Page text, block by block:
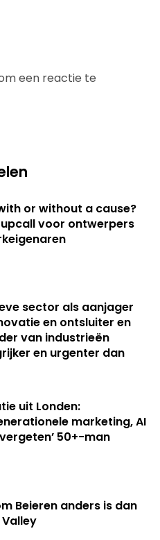
een reactie te
or without a cause?
voor ontwerpers
sector als aanjager
en ontsluiter en
van industrieën
en urgenter dan
uit Londen:
marketing, AI
50+-man
Beieren anders is dan